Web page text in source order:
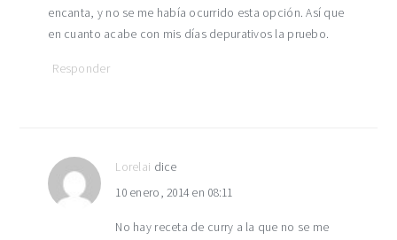
encanta, y no se me había ocurrido esta opción. Así que
en cuanto acabe con mis días depurativos la pruebo.
Responder
Lorelai dice
10 enero, 2014 en 08:11
No hay receta de curry a la que no se me